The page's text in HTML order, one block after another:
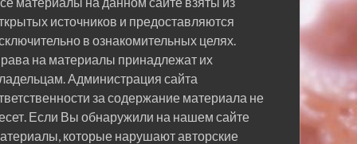
источников и предоставляются
в ознакомительных целях.
на материалы принадлежат их
Администрация сайта
за содержание материала не
Если Вы обнаружили на нашем сайте
которые нарушают авторские